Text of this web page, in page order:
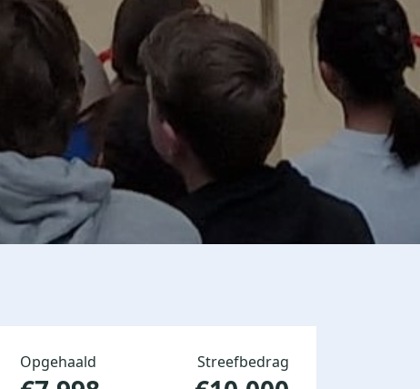
Opgehaald Streefbedrag